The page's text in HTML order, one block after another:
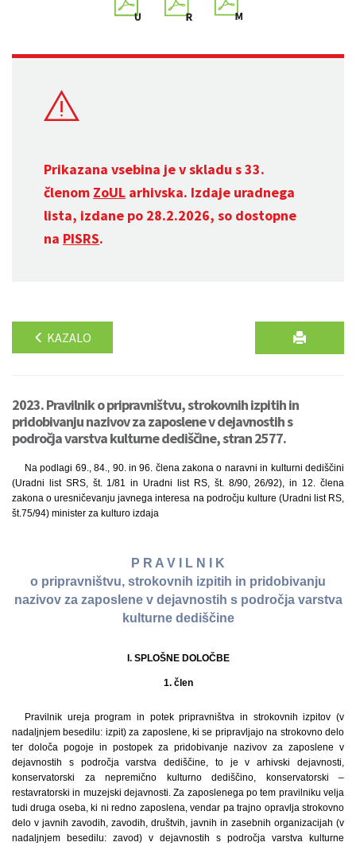
Prikazana vsebina je v skladu s 33.
členom ZoUL arhivska. Izdaje uradnega
lista, izdane po 28.2.2026, so dostopne
na PISRS.
KAZALO
2023. Pravilnik o pripravništvu, strokovnih izpitih in
pridobivanju nazivov za zaposlene v dejavnostih s
področja varstva kulturne dediščine, stran 2577.
Na podlagi 69., 84., 90. in 96. člena zakona o naravni in kulturni dediščini
(Uradni list SRS, št. 1/81 in Uradni list RS, št. 8/90, 26/92), in 12. člena
zakona o uresničevanju javnega interesa na področju kulture (Uradni list RS,
št.75/94) minister za kulturo izdaja
P R A V I L N I K
o pripravništvu, strokovnih izpitih in pridobivanju
nazivov za zaposlene v dejavnostih s področja varstva
kulturne dediščine
I. SPLOŠNE DOLOČBE
1. člen
Pravilnik ureja program in potek pripravništva in strokovnih izpitov (v
nadaljnjem besedilu: izpit) za zaposlene, ki se pripravljajo na strokovno delo
ter določa pogoje in postopek za pridobivanje nazivov za zaposlene v
dejavnostih s področja varstva dediščine, to je v arhivski dejavnosti,
konservatorski za nepremično kulturno dediščino, konservatorski –
restavratorski in muzejski dejavnosti. Za zaposlenega po tem pravilniku velja
tudi druga oseba, ki ni redno zaposlena, vendar pa trajno opravlja strokovno
delo v javnih zavodih, zavodih, društvih, javnih in zasebnih organizacijah (v
nadaljnjem besedilu: zavod) v dejavnostih s področja varstva kulturne